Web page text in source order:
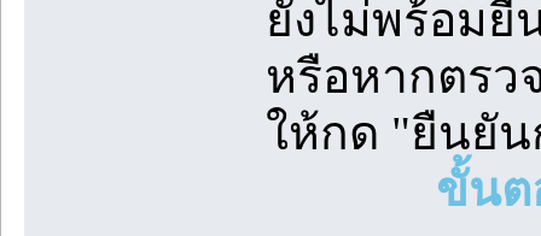
ยังไม่พร้อม
หรือหากตร
ให้กด "ยืนยั
ขั้นต